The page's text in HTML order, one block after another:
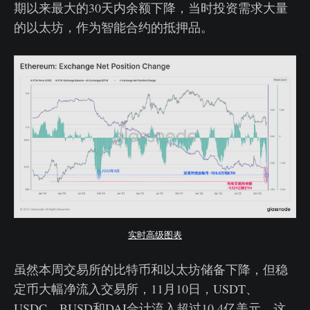
期以来最大的30天内余额下降，当时投资需求大量
的以太坊，作为智能合约的抵押品。
实时高级图表
虽然本周交易所的比特币和以太坊储备下降，但稳
定币大幅净流入交易所，11月10日，USDT、